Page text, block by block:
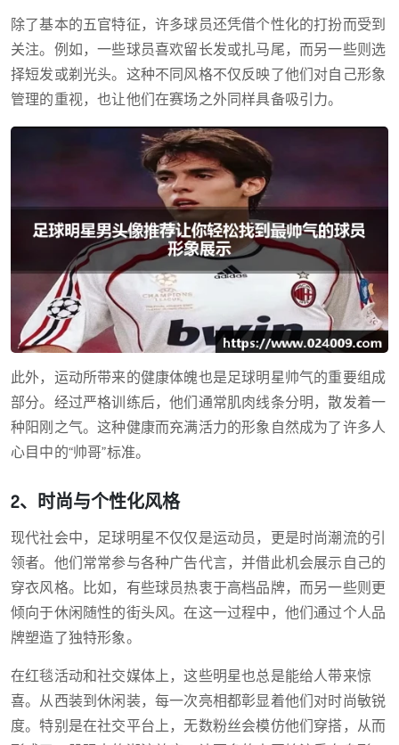
除了基本的五官特征，许多球员还凭借个性化的打扮而受到
关注。例如，一些球员喜欢留长发或扎马尾，而另一些则选
择短发或剃光头。这种不同风格不仅反映了他们对自己形象
管理的重视，也让他们在赛场之外同样具备吸引力。
此外，运动所带来的健康体魄也是足球明星帅气的重要组成
部分。经过严格训练后，他们通常肌肉线条分明，散发着一
种阳刚之气。这种健康而充满活力的形象自然成为了许多人
心目中的“帅哥”标准。
2、时尚与个性化风格
现代社会中，足球明星不仅仅是运动员，更是时尚潮流的引
领者。他们常常参与各种广告代言，并借此机会展示自己的
穿衣风格。比如，有些球员热衷于高档品牌，而另一些则更
倾向于休闲随性的街头风。在这一过程中，他们通过个人品
牌塑造了独特形象。
在红毯活动和社交媒体上，这些明星也总是能给人带来惊
喜。从西装到休闲装，每一次亮相都彰显着他们对时尚敏锐
度。特别是在社交平台上，无数粉丝会模仿他们穿搭，从而